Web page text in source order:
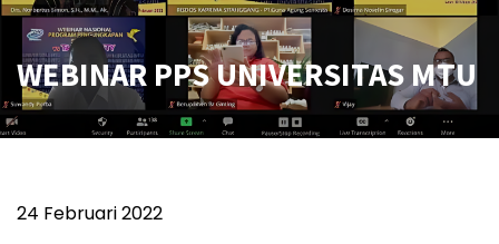
WEBINAR PPS UNIVERSITAS MTU
24 Februari 2022